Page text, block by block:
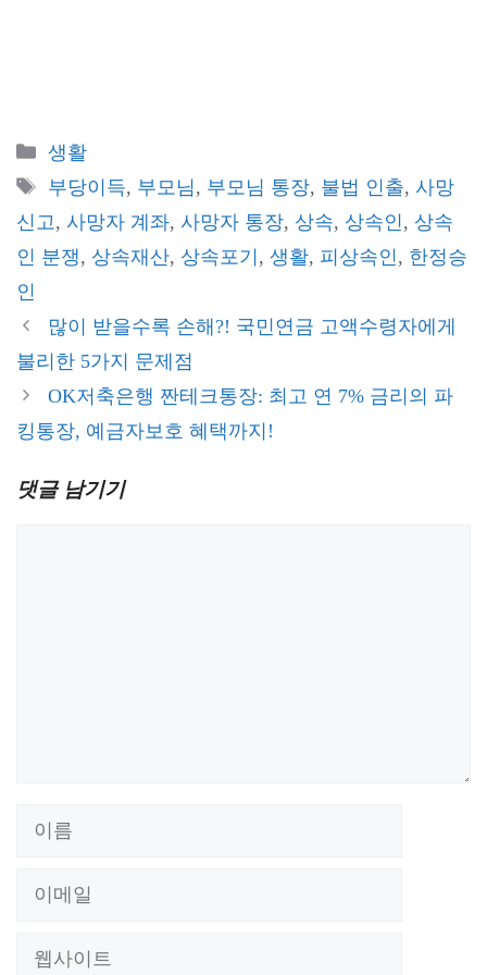
카
테
리
생활
태
그
부당이득, 부모님, 부모님 통장, 불법 인출, 사망
신고 , 사망자 계좌, 사망자 통장, 상속, 상속인 , 상속
인 분쟁, 상속재산, 상속포기 , 생활, 피상속인 , 한정승
인
많이 받을수록 손해?! 국민연금 고액수령자에게
불리한 5가지 문제점
OK저축은행 짠테크통장: 최고 연 7% 금리의 파
킹통장, 예금자보호 혜택까지!
댓글 남기기